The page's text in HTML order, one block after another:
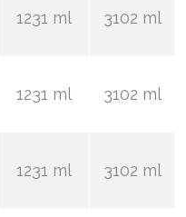
1231 ml 3102 ml
1231 ml 3102 ml
1231 ml 3102 ml